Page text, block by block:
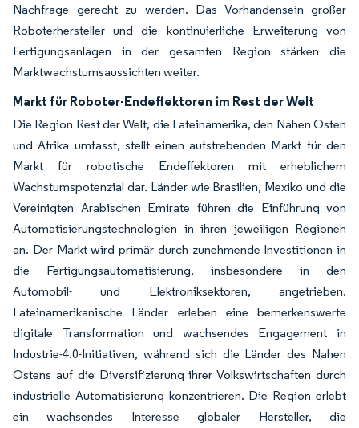
Nachfrage gerecht zu werden. Das Vorhandensein großer
Roboterhersteller und die kontinuierliche Erweiterung von
Fertigungsanlagen in der gesamten Region stärken die
Marktwachstumsaussichten weiter.
Markt für Roboter-Endeffektoren im Rest der Welt
Die Region Rest der Welt, die Lateinamerika, den Nahen Osten
und Afrika umfasst, stellt einen aufstrebenden Markt für den
Markt für robotische Endeffektoren mit erheblichem
Wachstumspotenzial dar. Länder wie Brasilien, Mexiko und die
Vereinigten Arabischen Emirate führen die Einführung von
Automatisierungstechnologien in ihren jeweiligen Regionen
an. Der Markt wird primär durch zunehmende Investitionen in
die Fertigungsautomatisierung, insbesondere in den
Automobil- und Elektroniksektoren, angetrieben.
Lateinamerikanische Länder erleben eine bemerkenswerte
digitale Transformation und wachsendes Engagement in
Industrie-4.0-Initiativen, während sich die Länder des Nahen
Ostens auf die Diversifizierung ihrer Volkswirtschaften durch
industrielle Automatisierung konzentrieren. Die Region erlebt
ein wachsendes Interesse globaler Hersteller, die